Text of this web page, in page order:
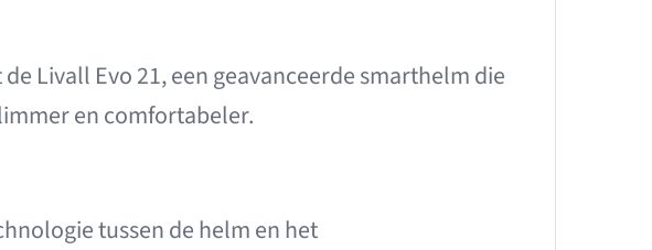
Livall Evo 21, een geavanceerde smarthelm die
en comfortabeler.
tussen de helm en het